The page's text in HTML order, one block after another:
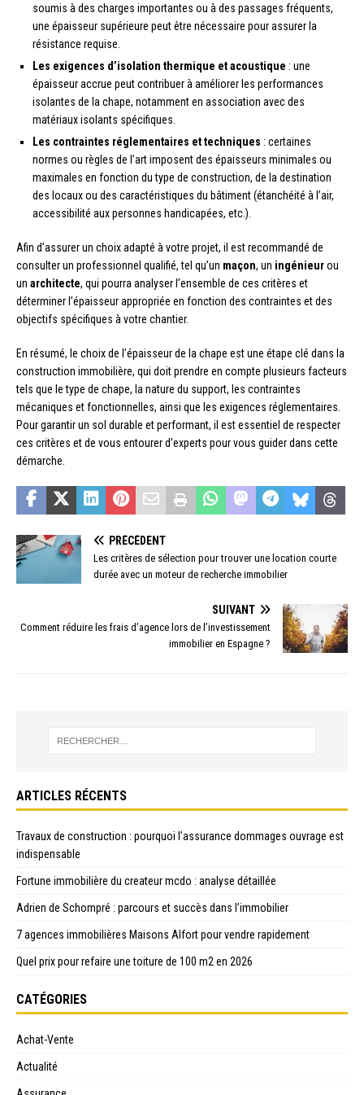
soumis à des charges importantes ou à des passages fréquents,
une épaisseur supérieure peut être nécessaire pour assurer la
résistance requise.
Les exigences d’isolation thermique et acoustique : une
épaisseur accrue peut contribuer à améliorer les performances
isolantes de la chape, notamment en association avec des
matériaux isolants spécifiques.
Les contraintes réglementaires et techniques : certaines
normes ou règles de l’art imposent des épaisseurs minimales ou
maximales en fonction du type de construction, de la destination
des locaux ou des caractéristiques du bâtiment (étanchéité à l’air,
accessibilité aux personnes handicapées, etc.).
Afin d’assurer un choix adapté à votre projet, il est recommandé de
consulter un professionnel qualifié, tel qu’un maçon, un ingénieurou
un architecte, qui pourra analyser l’ensemble de ces critères et
déterminer l’épaisseur appropriée en fonction des contraintes et des
objectifs spécifiques à votre chantier.
En résumé, le choix de l’épaisseur de la chape est une étape clé dans la
construction immobilière, qui doit prendre en compte plusieurs facteurs
tels que le type de chape, la nature du support, les contraintes
mécaniques et fonctionnelles, ainsi que les exigences réglementaires.
Pour garantir un sol durable et performant, il est essentiel de respecter
ces critères et de vous entourer d’experts pour vous guider dans cette
démarche.
PRÉCÉDENT
Les critères de sélection pour trouver une location courte
durée avec un moteur de recherche immobilier
SUIVANT
Comment réduire les frais d’agence lors de l’investissement
immobilier en Espagne ?
ARTICLES RÉCENTS
Travaux de construction : pourquoi l’assurance dommages ouvrage est
indispensable
Fortune immobilière du createur mcdo : analyse détaillée
Adrien de Schompré : parcours et succès dans l’immobilier
7 agences immobilières Maisons Alfort pour vendre rapidement
Quel prix pour refaire une toiture de 100 m2 en 2026
CATÉGORIES
Achat-Vente
Actualité